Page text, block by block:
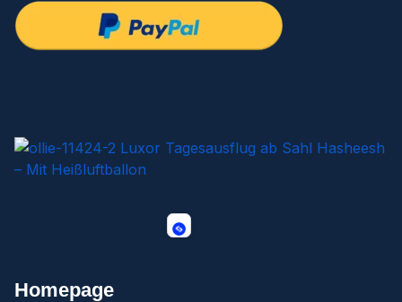
Homepage